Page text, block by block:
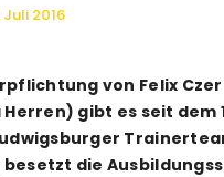
Juli 2016
von Felix
gibt es seit dem
besetzt die